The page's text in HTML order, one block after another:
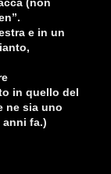
e in un
in quello del
ne sia uno
anni fa.)